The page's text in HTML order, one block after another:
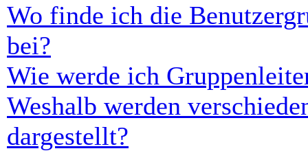
Wo finde ich die
bei?
Wie werde ich
Weshalb werden
dargestellt?